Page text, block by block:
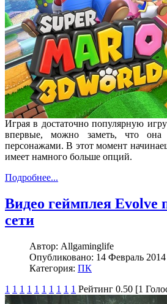
Играя в достаточно популярную игру
впервые, можно заметь, что она
персонажами. В этот момент
имеет намного больше опций.
Подробнее...
Видео геймплея Evolve
сети
Автор: Allgaminglife
Опубликовано: 14 Февраль 2014
Категория: ПК
1 1 1 1 1 1 1 1 1 1 Рейтинг 0.50 [1